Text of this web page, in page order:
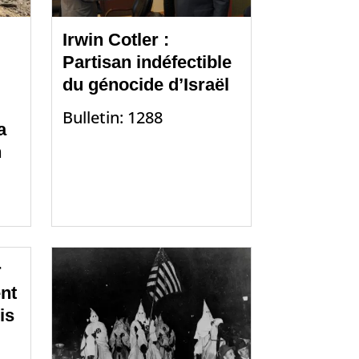
Irwin Cotler :
Partisan indéfectible
du génocide d’Israël
Bulletin: 1288